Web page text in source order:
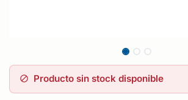
Producto sin stock disponible